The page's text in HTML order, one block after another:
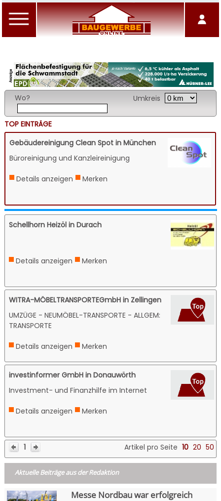
Wo? Umkreis
TOP EINTRÄGE
Gebäudereinigung Clean Spot in München
Büroreinigung und Kanzleireinigung
Details anzeigen Merken
Schellhorn Heizöl in Durach
Details anzeigen Merken
WITRA-MÖBELTRANSPORTEGmbH in Zellingen
UMZÜGE - NEUMÖBEL-TRANSPORTE - ALLGEM:
TRANSPORTE
Details anzeigen Merken
investinformer GmbH in Donauwörth
Investment- und Finanzhilfe im Internet
Details anzeigen Merken
1 Artikel pro Seite 10 20 50
Aktuelle Beiträge aus der Redaktion
Messe Nordbau war erfolgreich